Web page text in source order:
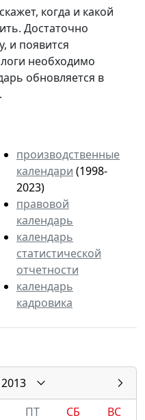
когда и какой
Достаточно
и появится
необходимо
обновляется в
производственные
календари (1998-
2023)
правовой
календарь
календарь
статистической
отчетности
календарь
кадровика
2013
ПТ СБ
ВС